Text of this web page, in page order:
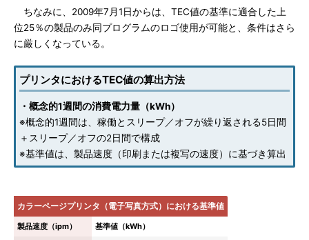
ちなみに、2009年7月1日からは、TEC値の基準に適合した上
位25％の製品のみ同プログラムのロゴ使用が可能と、条件はさら
に厳しくなっている。
プリンタにおけるTEC値の算出方法
・概念的1週間の消費電力量（kWh）
※概念的1週間は、稼働とスリープ／オフが繰り返される5日間
＋スリープ／オフの2日間で構成
※基準値は、製品速度（印刷または複写の速度）に基づき算出
カラーページプリンタ（電子写真方式）における基準値
製品速度（ipm）
基準値（kWh）